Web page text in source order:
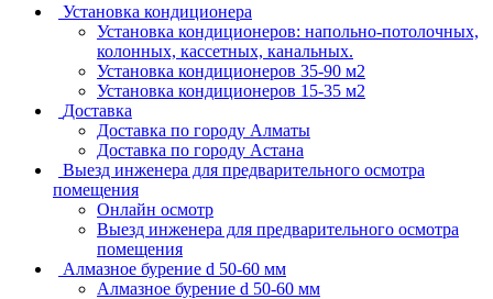
Установка кондиционера
Установка кондиционеров: напольно-потолочных,
колонных, кассетных, канальных.
Установка кондиционеров 35-90 м2
Установка кондиционеров 15-35 м2
Доставка
Доставка по городу Алматы
Доставка по городу Астана
Выезд инженера для предварительного осмотра
помещения
Онлайн осмотр
Выезд инженера для предварительного осмотра
помещения
Алмазное бурение d 50-60 мм
Алмазное бурение d 50-60 мм